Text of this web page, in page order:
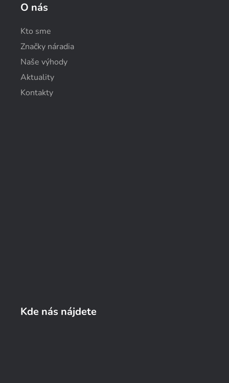
O nás
Kto sme
Značky náradia
Naše výhody
Aktuality
Kontakty
Kde nás nájdete